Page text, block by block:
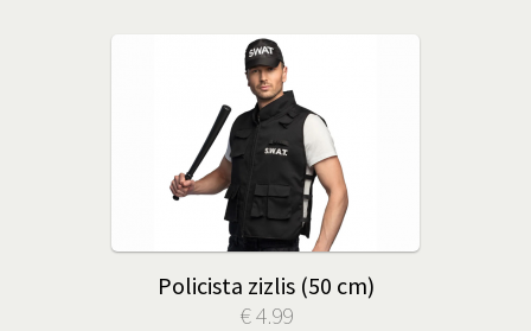
Policista zizlis (50 cm)
€ 4.99